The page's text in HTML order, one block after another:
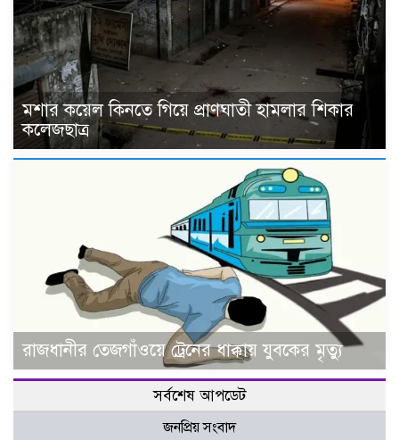
মশার কয়েল কিনতে গিয়ে প্রাণঘাতী হামলার শিকার
কলেজছাত্র
রাজধানীর তেজগাঁওয়ে ট্রেনের ধাক্কায় যুবকের মৃত্যু
সর্বশেষ আপডেট
জনপ্রিয় সংবাদ